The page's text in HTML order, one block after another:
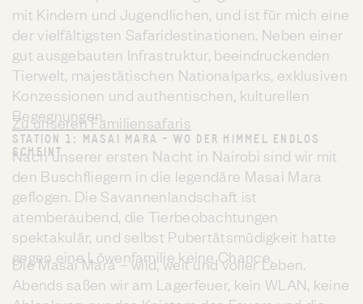
mit Kindern und Jugendlichen, und ist für mich eine
der vielfältigsten Safaridestinationen. Neben einer
gut ausgebauten Infrastruktur, beeindruckenden
Tierwelt, majestätischen Nationalparks, exklusiven
Konzessionen und authentischen, kulturellen
Begegnungen.
Zu unseren Familiensafaris
STATION 1: MASAI MARA – WO DER HIMMEL ENDLOS
SCHEINT
Nach unserer ersten Nacht in Nairobi sind wir mit
den Buschfliegern in die legendäre Masai Mara
geflogen. Die Savannenlandschaft ist
atemberaubend, die Tierbeobachtungen
spektakulär, und selbst Pubertätsmüdigkeit hatte
gegen eine Löwenfamilie keine Chance.
Die Masai Mara – wild, weit und voller Leben.
Abends saßen wir am Lagerfeuer, kein WLAN, keine